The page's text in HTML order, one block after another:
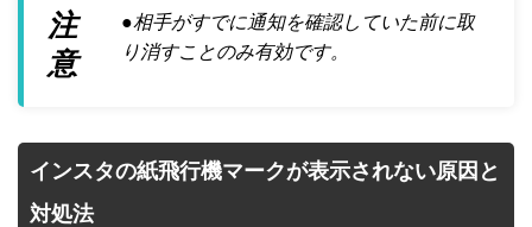
注
意
●相手がすでに通知を確認していた前に取
り消すことのみ有効です。
インスタの紙飛行機マークが表示されない原因と
対処法